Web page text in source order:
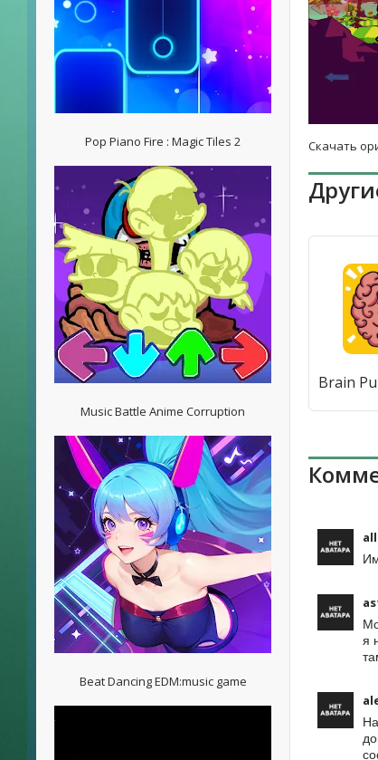
Pop Piano Fire : Magic Tiles 2
Music Battle Anime Corruption
Beat Dancing EDM:music game
Скачать
я